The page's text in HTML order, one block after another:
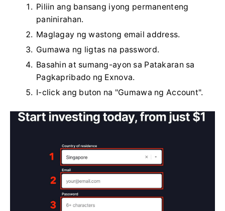
Piliin ang bansang iyong permanenteng
paninirahan.
Maglagay ng wastong email address.
Gumawa ng ligtas na password.
Basahin at sumang-ayon sa Patakaran sa
Pagkapribado ng Exnova.
I-click ang buton na "Gumawa ng Account".